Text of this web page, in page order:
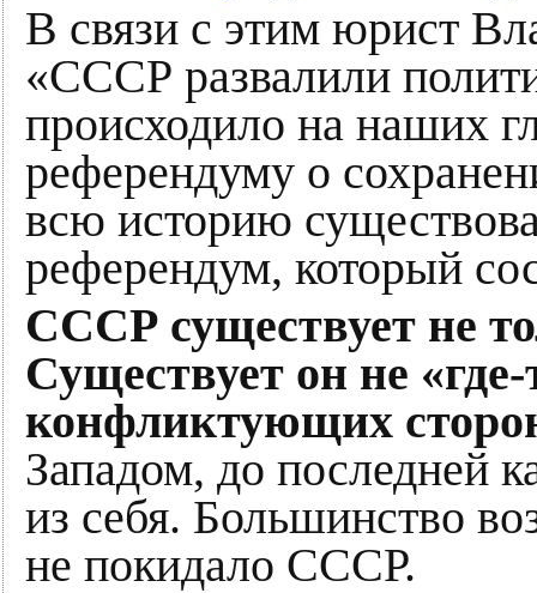
В связи с этим юрист
«СССР развалили
происходило на наших
референдуму о
всю историю
референдум, который
СССР существует не
Существует он не
конфликтующих
Западом, до последней
из себя. Большинство
не покидало СССР.